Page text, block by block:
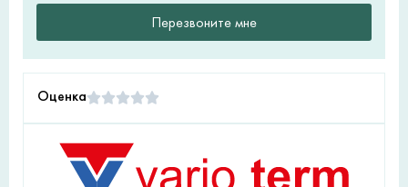
Перезвоните мне
Оценка